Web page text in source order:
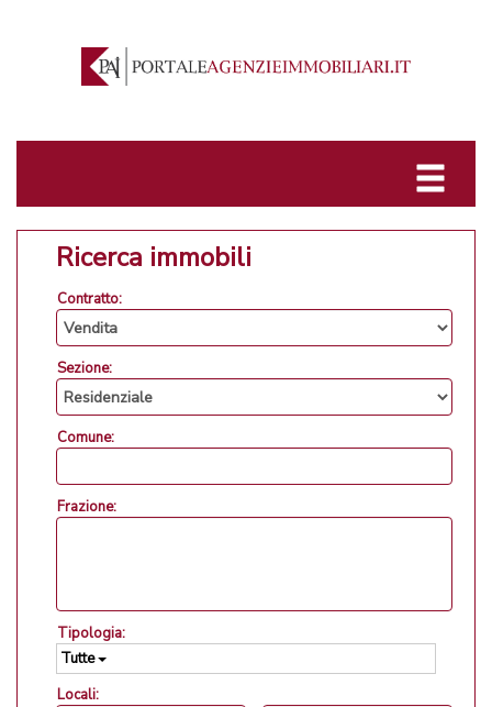
Ricerca immobili
Contratto:
Sezione:
Comune:
Frazione:
Tipologia:
Tutte
Locali: